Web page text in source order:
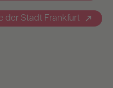
der Stadt Frankfurt